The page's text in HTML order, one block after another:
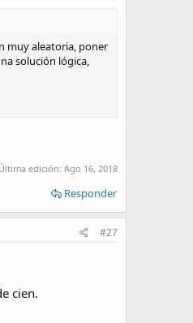
muy aleatoria, poner
solución lógica,
Última edición: Ago 16, 2018
Responder
#27
cien.